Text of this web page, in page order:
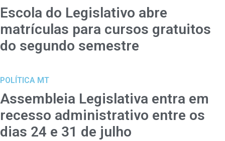
Escola do Legislativo abre
matrículas para cursos gratuitos
do segundo semestre
POLÍTICA MT
Assembleia Legislativa entra em
recesso administrativo entre os
dias 24 e 31 de julho